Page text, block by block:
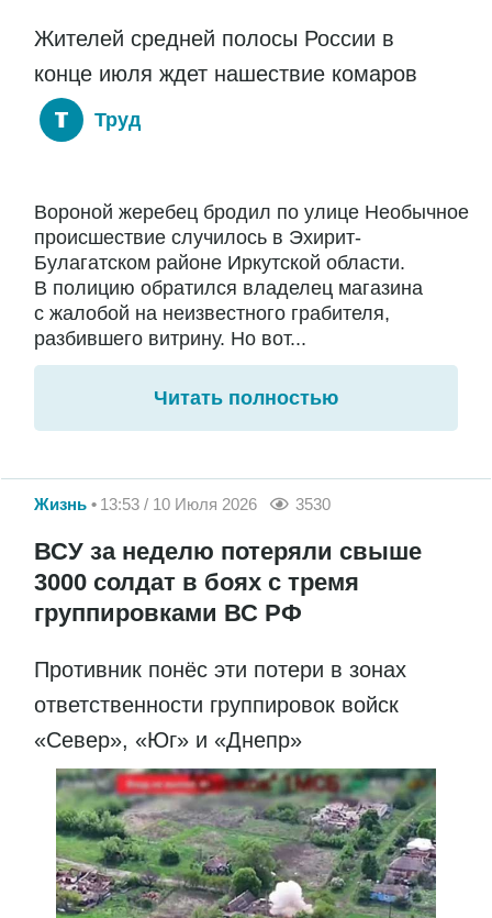
Жителей средней полосы России в
конце июля ждет нашествие комаров
Труд
Вороной жеребец бродил по улице Необычное
происшествие случилось в Эхирит-
Булагатском районе Иркутской области.
В полицию обратился владелец магазина
с жалобой на неизвестного грабителя,
разбившего витрину. Но вот...
Читать полностью
Жизнь 13:53 / 10 Июля 2026 3530
ВСУ за неделю потеряли свыше
3000 солдат в боях с тремя
группировками ВС РФ
Противник понёс эти потери в зонах
ответственности группировок войск
«Север», «Юг» и «Днепр»